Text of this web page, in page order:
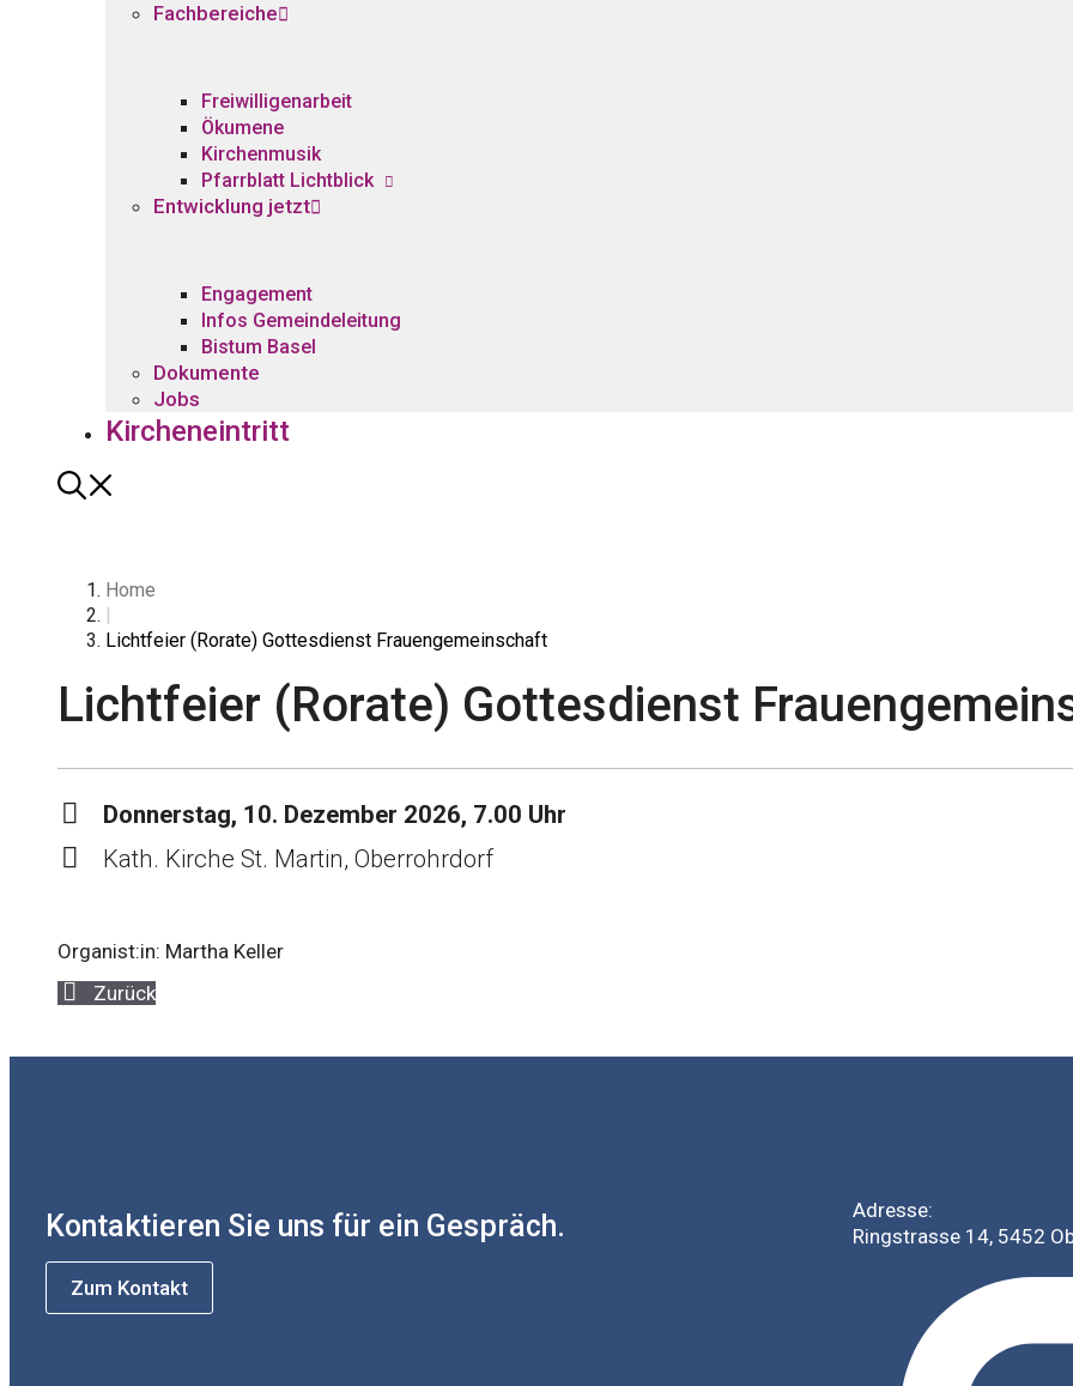
Fachbereiche
Freiwilligenarbeit
Ökumene
Kirchenmusik
Pfarrblatt Lichtblick
Entwicklung jetzt
Engagement
Infos Gemeindeleitung
Bistum Basel
Dokumente
Jobs
Kircheneintritt
Home
|
Lichtfeier (Rorate) Gottesdienst Frauengemeinschaft
Lichtfeier (Rorate) Gottesdienst
Donnerstag, 10. Dezember 2026, 7.00 Uhr
Kath. Kirche St. Martin, Oberrohrdorf
Organist:in: Martha Keller
Zurück
Kontaktieren Sie uns für ein Gespräch.
Zum Kontakt
Adresse:
Ringstrasse 14, 5452